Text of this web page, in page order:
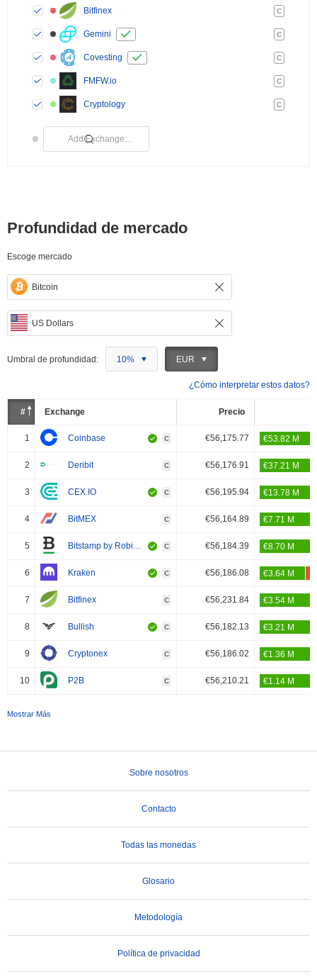
Bitfinex C
Gemini C
Covesting C
FMFW.io C
Cryptology C
Profundidad de mercado
Escoge mercado
Umbral de profundidad: 10% EUR
¿Cómo interpretar estos datos?
# Exchange Precio
1 Coinbase C €56,175.77
2 Deribit C €56,176.91
3 CEX.IO C €56,195.94
4 BitMEX C €56,164.89
5 Bitstamp by Robinhood C €56,184.39
6 Kraken C €56,186.08
7 Bitfinex C €56,231.84
8 Bullish C €56,182.13
9 Cryptonex C €56,186.02
10 P2B C €56,210.21
Mostrar Más
Sobre nosotros
Contacto
Todas las monedas
Glosario
Metodología
Política de privacidad